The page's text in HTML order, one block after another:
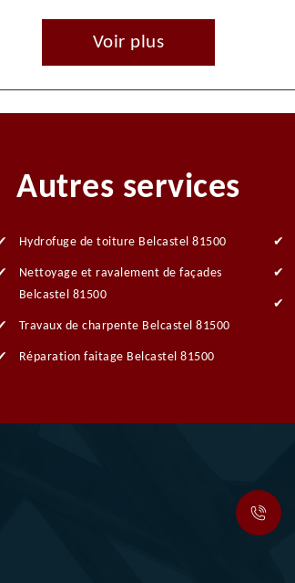
Voir plus
Autres services
Hydrofuge de toiture Belcastel 81500
Nettoyage et ravalement de façades
Belcastel 81500
Travaux de charpente Belcastel 81500
Réparation faitage Belcastel 81500